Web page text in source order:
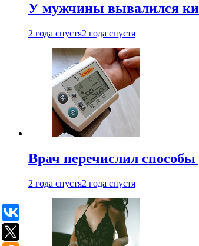
У мужчины вывалился
2 года спустя2 года спустя
Врач перечислил способы
2 года спустя2 года спустя